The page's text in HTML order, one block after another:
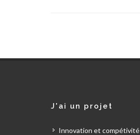
J'ai un projet
Innovation et compétivité